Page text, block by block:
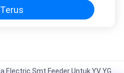
Terus
Electric Smt Feeder Untuk YV YG